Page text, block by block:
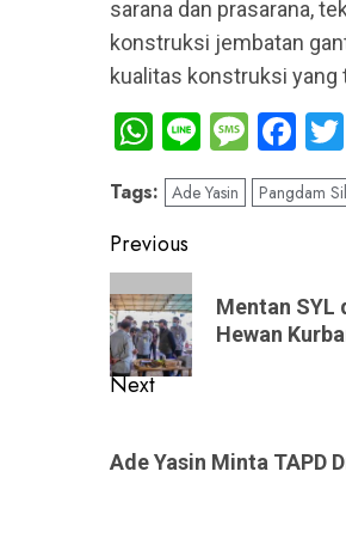
sarana dan prasarana,
konstruksi jembatan
kualitas konstruksi yang
WhatsApp
Line
Tags: Ade Yasin Pangdam
Post
navigation
Previous
Previous
post:
Mentan SYL
Hewan
Next
post:
Ade Yasin Minta TAPD